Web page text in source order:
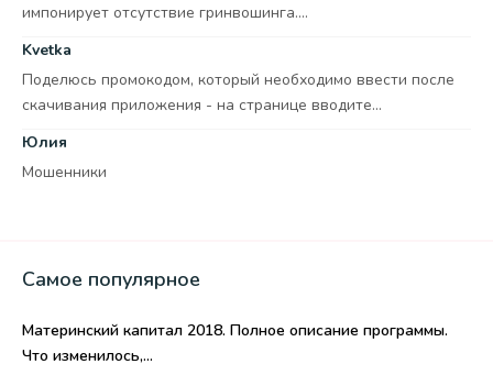
импонирует отсутствие гринвошинга....
Kvetka
Поделюсь промокодом, который необходимо ввести после
скачивания приложения - на странице вводите...
Юлия
Мошенники
Самое популярное
Материнский капитал 2018. Полное описание программы.
Что изменилось,...